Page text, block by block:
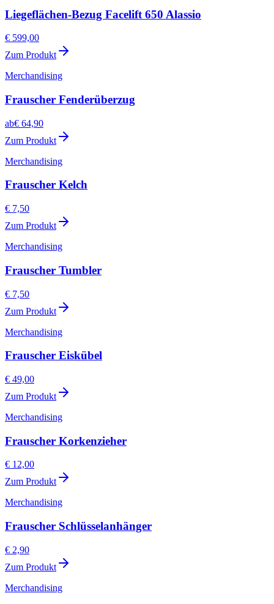
Liegeflächen-Bezug Facelift 650 Alassio
€ 599,00
Zum Produkt
Merchandising
Frauscher Fenderüberzug
ab€ 64,90
Zum Produkt
Merchandising
Frauscher Kelch
€ 7,50
Zum Produkt
Merchandising
Frauscher Tumbler
€ 7,50
Zum Produkt
Merchandising
Frauscher Eiskübel
€ 49,00
Zum Produkt
Merchandising
Frauscher Korkenzieher
€ 12,00
Zum Produkt
Merchandising
Frauscher Schlüsselanhänger
€ 2,90
Zum Produkt
Merchandising